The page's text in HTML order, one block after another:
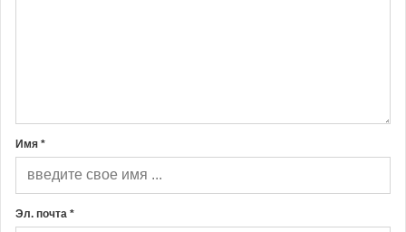
Имя *
Эл. почта *